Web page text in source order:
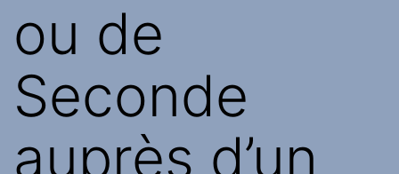
ou de
Seconde
auprès d’un